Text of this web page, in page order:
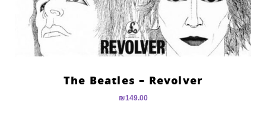
The Beatles – Revolver
₪149.00